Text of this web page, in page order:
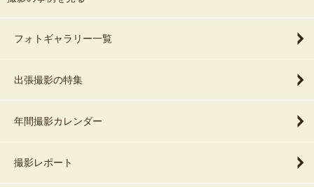
フォトギャラリー一覧
出張撮影の特集
年間撮影カレンダー
撮影レポート